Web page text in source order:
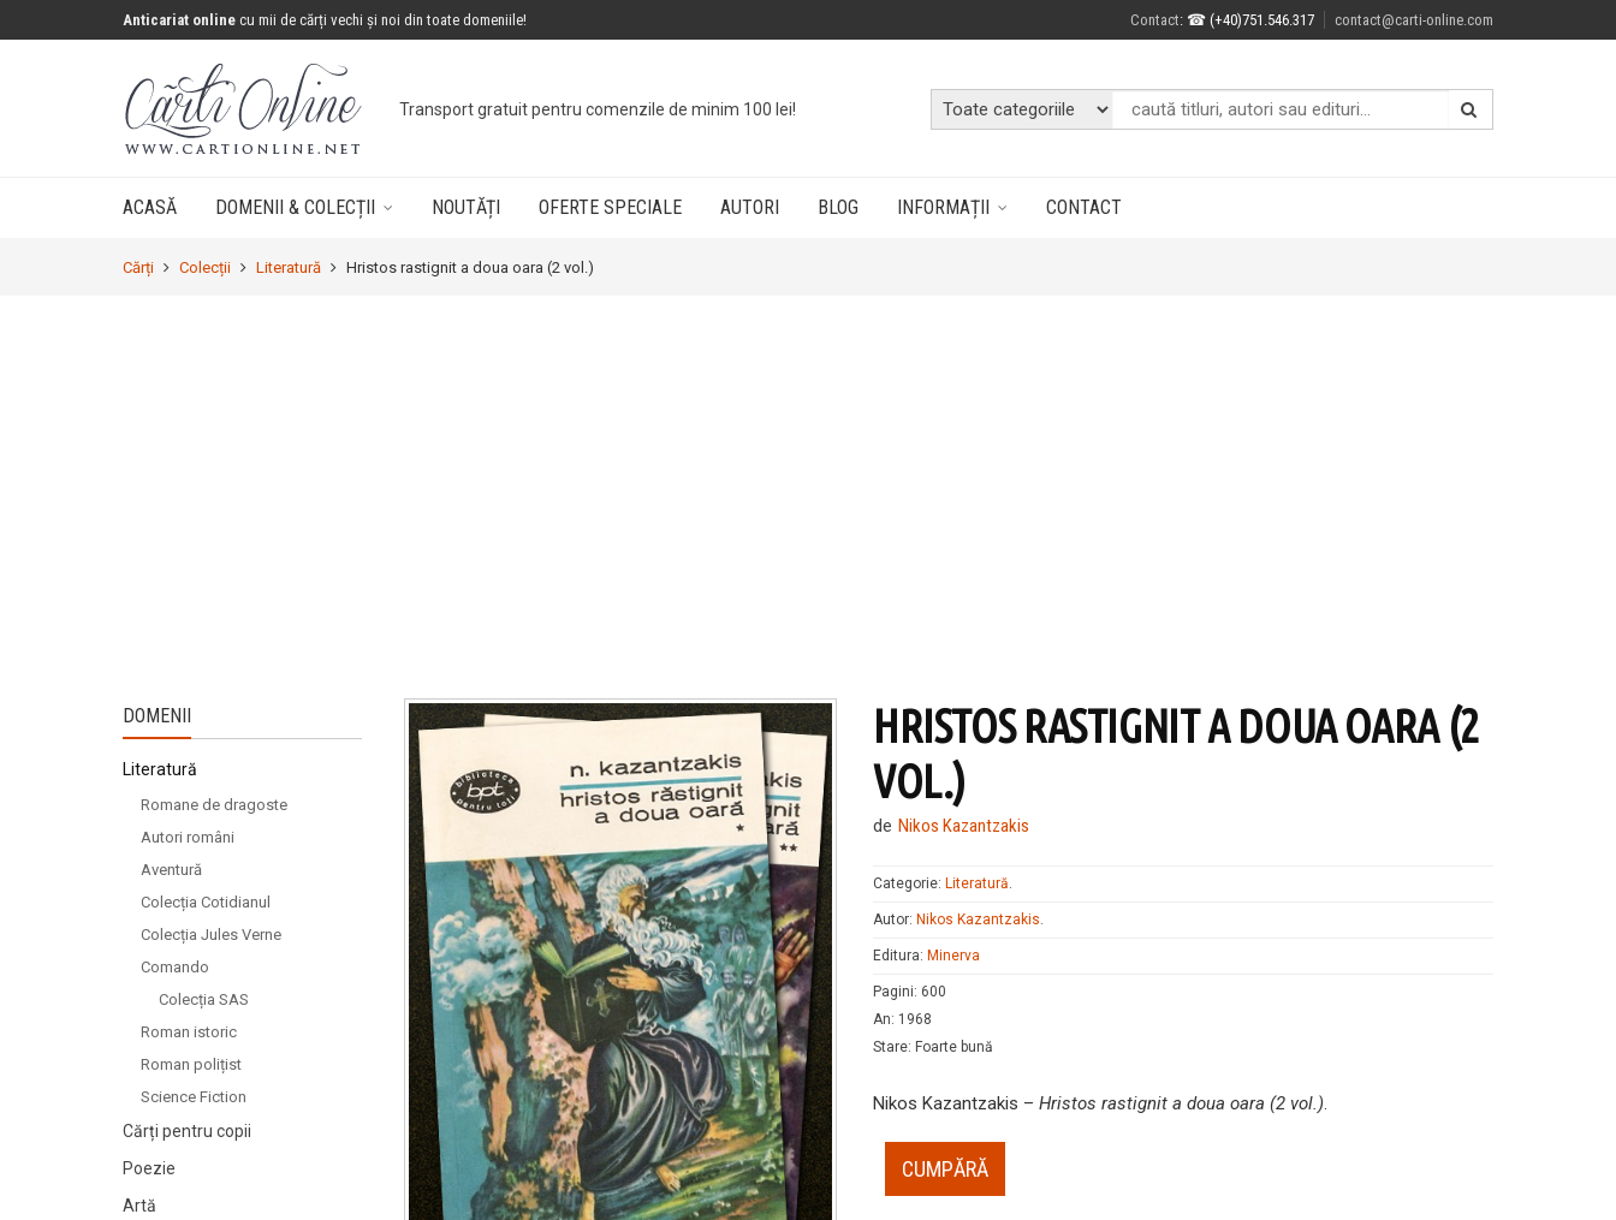
Anticariat online cu mii de cărți vechi și noi din toate domeniile! Contact: ☎ (+40)751.546.317 contact@carti-online.com
Transport gratuit pentru comenzile de minim 100 lei!
ACASĂ DOMENII & COLECȚII NOUTĂȚI OFERTE SPECIALE AUTORI BLOG INFORMAȚII CONTACT
Cărți Colecții Literatură Hristos rastignit a doua oara (2 vol.)
HRISTOS RASTIGNIT A DOUA OARA (2
VOL.)
de Nikos Kazantzakis
Categorie: Literatură.
Autor: Nikos Kazantzakis.
Editura: Minerva
Pagini: 600
An: 1968
Stare: Foarte bună
Nikos Kazantzakis – Hristos rastignit a doua oara (2 vol.).
CUMPĂRĂ
DOMENII
Literatură
Romane de dragoste
Autori români
Aventură
Colecția Cotidianul
Colecția Jules Verne
Comando
Colecția SAS
Roman istoric
Roman polițist
Science Fiction
Cărți pentru copii
Poezie
Artă